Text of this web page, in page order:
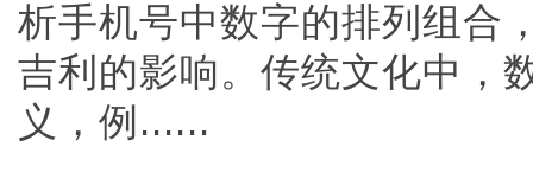
析手机号中数字的排列组合
吉利的影响。传统文化中，
义，例......